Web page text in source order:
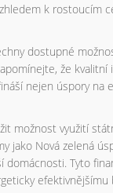
k rostoucím
dostupné
že kvalitní
nejen úspory na
možnost využití
jako Nová zelená
Tyto
efektivnějšímu